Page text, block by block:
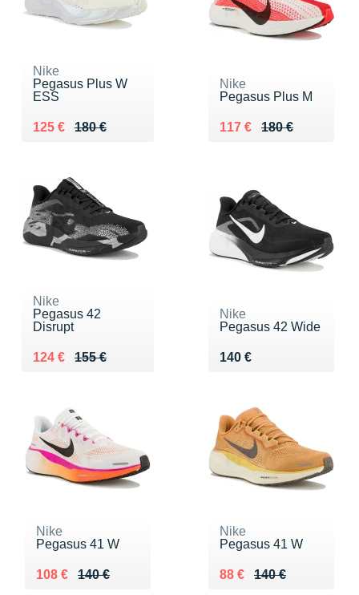
Nike
Pegasus Plus W
ESS
180 €
Au lieu de 180 €
125 €
Vendu 125 €
Nike
Pegasus Plus M
180 €
Au lieu de 180 €
117 €
Vendu 117 €
Nike
Pegasus 42
Disrupt
155 €
Au lieu de 155 €
124 €
Vendu 124 €
Nike
Pegasus 42 Wide
140 €
Vendu 140 €
Nike
Pegasus 41 W
140 €
Au lieu de 140 €
108 €
Vendu 108 €
Nike
Pegasus 41 W
140 €
Au lieu de 140 €
88 €
Vendu 88 €